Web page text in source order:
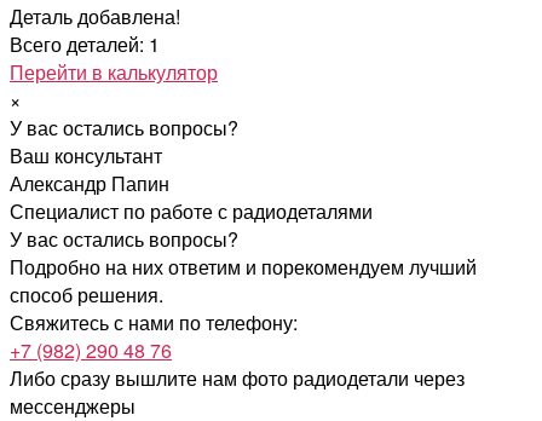
Деталь добавлена!
Всего деталей: 1
Перейти в калькулятор
×
У вас остались вопросы?
Ваш консультант
Александр Папин
Специалист по работе с радиодеталями
У вас остались вопросы?
Подробно на них ответим и порекомендуем лучший
способ решения.
Свяжитесь с нами по телефону:
+7 (982) 290 48 76
Либо сразу вышлите нам фото радиодетали через
мессенджеры